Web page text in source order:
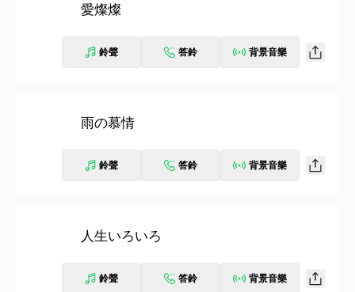
愛燦燦
鈴聲 答鈴 背景音樂
雨の慕情
鈴聲 答鈴 背景音樂
人生いろいろ
鈴聲 答鈴 背景音樂